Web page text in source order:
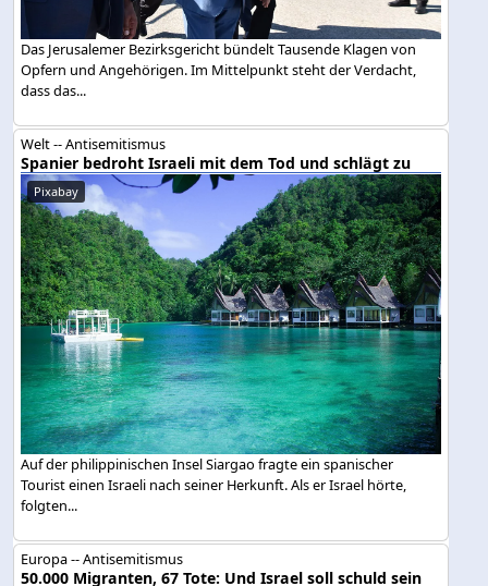
Das Jerusalemer Bezirksgericht bündelt Tausende Klagen von
Opfern und Angehörigen. Im Mittelpunkt steht der Verdacht,
dass das...
Welt -- Antisemitismus
Spanier bedroht Israeli mit dem Tod und schlägt zu
Pixabay
Auf der philippinischen Insel Siargao fragte ein spanischer
Tourist einen Israeli nach seiner Herkunft. Als er Israel hörte,
folgten...
Europa -- Antisemitismus
50.000 Migranten, 67 Tote: Und Israel soll schuld sein